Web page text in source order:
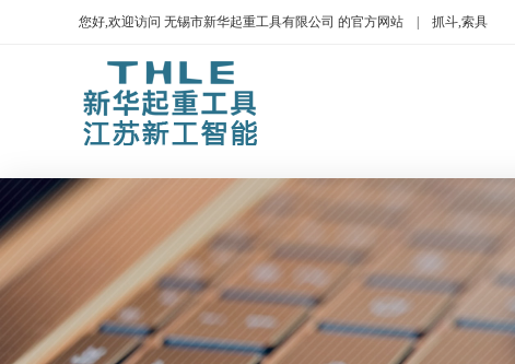
您好,欢迎访问 无锡市新华起重工具有限公司 的官方网站 | 抓斗,索具